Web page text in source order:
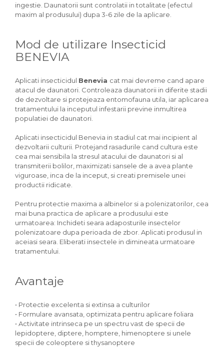
ingestie. Daunatorii sunt controlatii in totalitate (efectul
maxim al produsului) dupa 3-6 zile de la aplicare.
Mod de utilizare Insecticid
BENEVIA
Aplicati insecticidul Benevia cat mai devreme cand apare
atacul de daunatori. Controleaza daunatorii in diferite stadii
de dezvoltare si protejeaza entomofauna utila, iar aplicarea
tratamentului la inceputul infestarii previne inmultirea
populatiei de daunatori.
Aplicati insecticidul Benevia in stadiul cat mai incipient al
dezvoltarii culturii. Protejand rasadurile cand cultura este
cea mai sensibila la stresul atacului de daunatori si al
transmiterii bolilor, maximizati sansele de a avea plante
viguroase, inca de la inceput, si creati premisele unei
productii ridicate.
Pentru protectie maxima a albinelor si a polenizatorilor, cea
mai buna practica de aplicare a produsului este
urmatoarea: Inchideti seara adaposturile insectelor
polenizatoare dupa perioada de zbor. Aplicati produsul in
aceiasi seara. Eliberati insectele in dimineata urmatoare
tratamentului.
Avantaje
• Protectie excelenta si extinsa a culturilor
• Formulare avansata, optimizata pentru aplicare foliara
• Activitate intrinseca pe un spectru vast de specii de
lepidoptere, diptere, homptere, himenoptere si unele
specii de coleoptere si thysanoptere